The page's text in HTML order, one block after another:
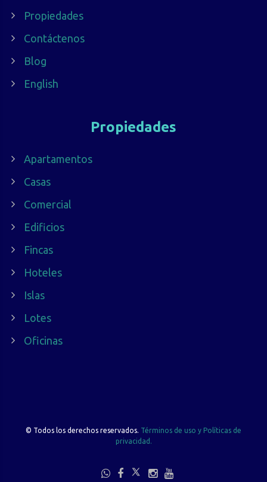
Propiedades
Contáctenos
Blog
English
Propiedades
Apartamentos
Casas
Comercial
Edificios
Fincas
Hoteles
Islas
Lotes
Oficinas
© Todos los derechos reservados. Términos de uso y Políticas de
privacidad.